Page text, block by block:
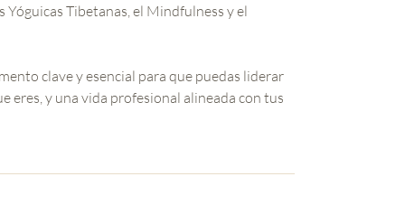
Yóguicas Tibetanas, el Mindfulness y el
clave y esencial para que puedas liderar
eres, y una vida profesional alineada con tus